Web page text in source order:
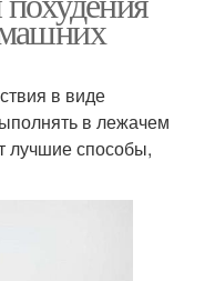
в виде
в лежачем
лучшие способы,